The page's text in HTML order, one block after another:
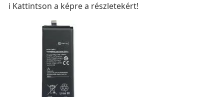
ℹ️ Kattintson a képre a részletekért!